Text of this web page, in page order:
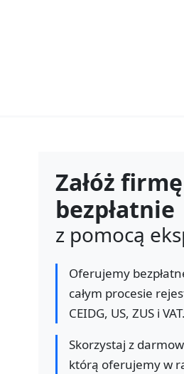
Załóż firmę
bezpłatnie
z pomocą
Oferujemy
całym procesie
CEIDG, US, ZUS i VAT.
Skorzystaj z
którą oferujemy w